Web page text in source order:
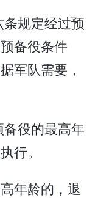
规定经过预
备役条件
军队需要，
役的最高年
行。
年龄的，退